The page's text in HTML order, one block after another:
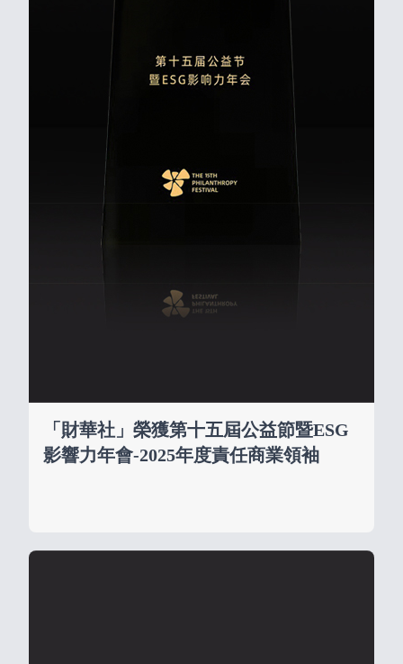
「財華社」榮獲第十五屆公益節暨ESG
影響力年會-2025年度責任商業領袖